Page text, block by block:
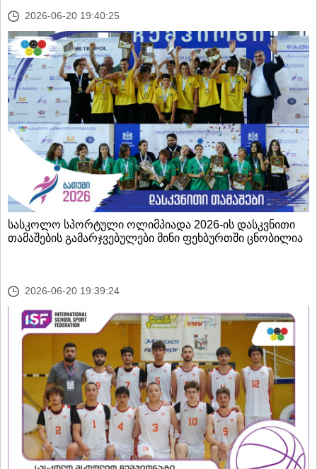
2026-06-20 19:40:25
სასკოლო სპორტული ოლიმპიადა 2026-ის დასკვნითი
თამაშების გამარჯვებულები მინი ფეხბურთში ცნობილია
2026-06-20 19:39:24